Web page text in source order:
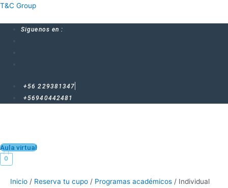
Ir
contenido
T&C Group
Siguenos en :
+56 229381347
+56940442481
Aula virtual
0
Inicio / Reserva tu cupo / Programas académicos / Individual